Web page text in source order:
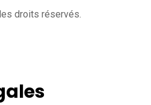
droits réservés.